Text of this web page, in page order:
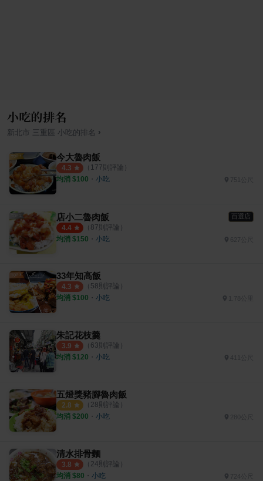
小吃的排名
新北市 三重區 小吃 的排名 ›
今大魯肉飯
4.3 （ 177則評論）
均消 $100 ・ 小吃 751公尺
店小二魯肉飯 百選店
4.4 （ 87則評論）
均消 $150 ・ 小吃
33年知高飯
4.3 （ 58則評論）
均消 $100 ・ 小吃
朱記花枝羹
3.9 （ 63則評論）
均消 $120 ・ 小吃 411公尺
五燈獎豬腳魯肉飯
2.8 （ 28則評論）
均消 $200 ・ 小吃
清水排骨麵
3.8 （ 24則評論）
均消 $80 ・ 小吃 724公尺